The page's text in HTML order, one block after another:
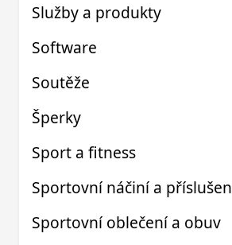
Služby a produkty
Software
Soutěže
Šperky
Sport a fitness
Sportovní náčiní a
Sportovní oblečení a obuv